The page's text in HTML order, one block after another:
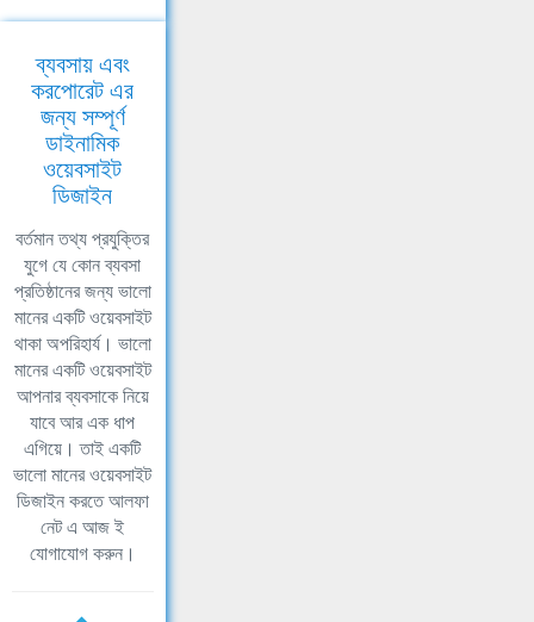
ব্যবসায় এবং
করপোরেট এর
জন্য সম্পূর্ণ
ডাইনামিক
ওয়েবসাইট
ডিজাইন
বর্তমান তথ্য প্রযুক্তির
যুগে যে কোন ব্যবসা
প্রতিষ্ঠানের জন্য ভালো
মানের একটি ওয়েবসাইট
থাকা অপরিহার্য। ভালো
মানের একটি ওয়েবসাইট
আপনার ব্যবসাকে নিয়ে
যাবে আর এক ধাপ
এগিয়ে। তাই একটি
ভালো মানের ওয়েবসাইট
ডিজাইন করতে আলফা
নেট এ আজ ই
যোগাযোগ করুন।